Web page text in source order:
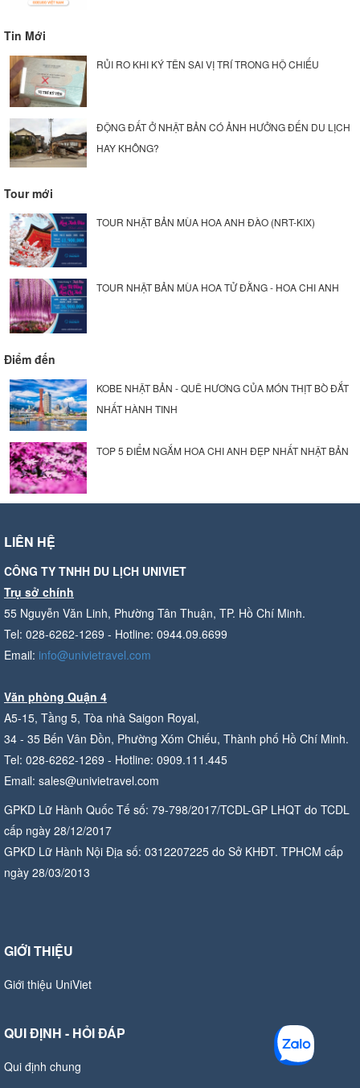
Tin Mới
RỦI RO KHI KÝ TÊN SAI VỊ TRÍ TRONG HỘ CHIẾU
ĐỘNG ĐẤT Ở NHẬT BẢN CÓ ẢNH HƯỞNG ĐẾN DU LỊCH
HAY KHÔNG?
Tour mới
TOUR NHẬT BẢN MÙA HOA ANH ĐÀO (NRT-KIX)
TOUR NHẬT BẢN MÙA HOA TỬ ĐẰNG - HOA CHI ANH
Điểm đến
KOBE NHẬT BẢN - QUÊ HƯƠNG CỦA MÓN THỊT BÒ ĐẮT
NHẤT HÀNH TINH
TOP 5 ĐIỂM NGẮM HOA CHI ANH ĐẸP NHẤT NHẬT BẢN
LIÊN HỆ
CÔNG TY TNHH DU LỊCH UNIVIET
Trụ sở chính
55 Nguyễn Văn Linh, Phường Tân Thuận, TP. Hồ Chí Minh.
Tel: 028-6262-1269 - Hotline: 0944.09.6699
Email: info@univietravel.com
Văn phòng Quận 4
A5-15, Tầng 5, Tòa nhà Saigon Royal,
34 - 35 Bến Vân Đồn, Phường Xóm Chiếu, Thành phố Hồ Chí Minh.
Tel: 028-6262-1269 - Hotline: 0909.111.445
Email: sales@univietravel.com
GPKD Lữ Hành Quốc Tế số: 79-798/2017/TCDL-GP LHQT do TCDL
cấp ngày 28/12/2017
GPKD Lữ Hành Nội Địa số: 0312207225 do Sở KHĐT. TPHCM cấp
ngày 28/03/2013
GIỚI THIỆU
Giới thiệu UniViet
QUI ĐỊNH - HỎI ĐÁP
Qui định chung